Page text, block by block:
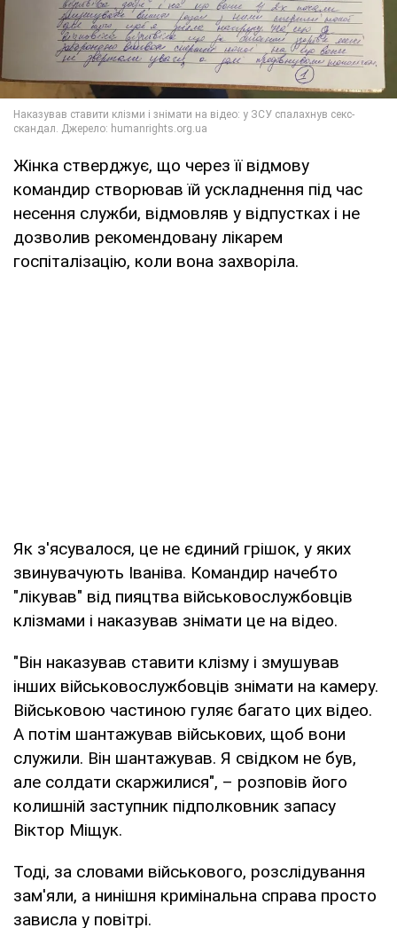
Жінка стверджує, що через її відмову
командир створював їй ускладнення під час
несення служби, відмовляв у відпустках і не
дозволив рекомендовану лікарем
госпіталізацію, коли вона захворіла.
Як з'ясувалося, це не єдиний грішок, у яких
звинувачують Іваніва. Командир начебто
"лікував" від пияцтва військовослужбовців
клізмами і наказував знімати це на відео.
"Він наказував ставити клізму і змушував
інших військовослужбовців знімати на камеру.
Військовою частиною гуляє багато цих відео.
А потім шантажував військових, щоб вони
служили. Він шантажував. Я свідком не був,
але солдати скаржилися", – розповів його
колишній заступник підполковник запасу
Віктор Міщук.
Тоді, за словами військового, розслідування
зам'яли, а нинішня кримінальна справа просто
зависла у повітрі.